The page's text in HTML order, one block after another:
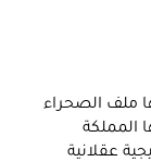
ملف الصحراء
المملكة
عقلانية